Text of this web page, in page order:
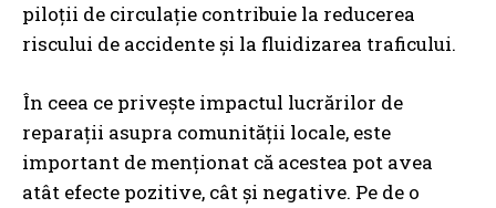
piloții de circulație contribuie la reducerea
riscului de accidente și la fluidizarea traficului.
În ceea ce privește impactul lucrărilor de
reparații asupra comunității locale, este
important de menționat că acestea pot avea
atât efecte pozitive, cât și negative. Pe de o